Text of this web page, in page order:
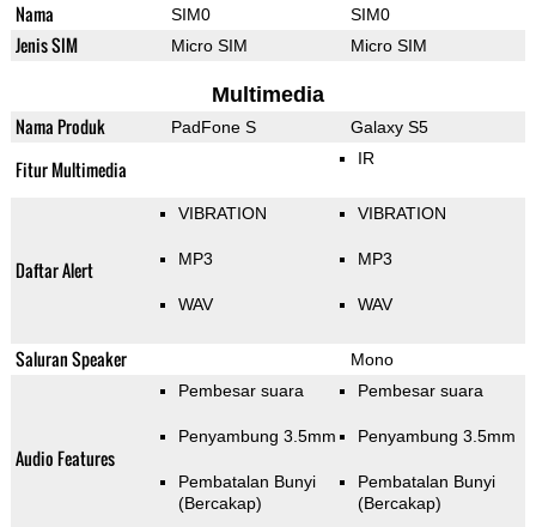
Nama SIM0 SIM0
Jenis SIM Micro SIM Micro SIM
Multimedia
Nama Produk PadFone S Galaxy S5
Fitur Multimedia IR
Daftar Alert
VIBRATION
MP3
WAV
VIBRATION
MP3
WAV
Saluran Speaker Mono
Audio Features
Pembesar suara
Penyambung 3.5mm
Pembatalan Bunyi
(Bercakap)
Pembesar suara
Penyambung 3.5mm
Pembatalan Bunyi
(Bercakap)